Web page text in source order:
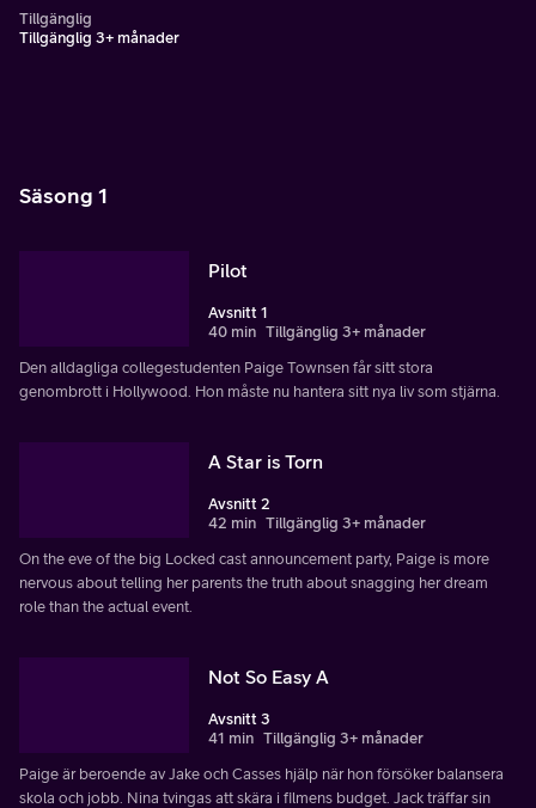
Tillgänglig
Tillgänglig 3+ månader
Säsong 1
Pilot
Avsnitt 1
40 min Tillgänglig 3+ månader
Den alldagliga collegestudenten Paige Townsen får sitt stora
genombrott i Hollywood. Hon måste nu hantera sitt nya liv som stjärna.
A Star is Torn
Avsnitt 2
42 min Tillgänglig 3+ månader
On the eve of the big Locked cast announcement party, Paige is more
nervous about telling her parents the truth about snagging her dream
role than the actual event.
Not So Easy A
Avsnitt 3
41 min Tillgänglig 3+ månader
Paige är beroende av Jake och Casses hjälp när hon försöker balansera
skola och jobb. Nina tvingas att skära i filmens budget. Jack träffar sin